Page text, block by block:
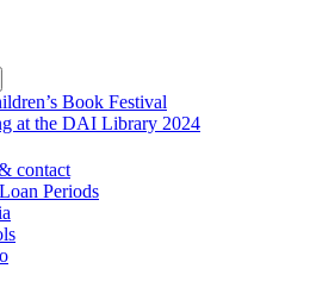
Book Festival
at the DAI Library 2024
contact
Periods